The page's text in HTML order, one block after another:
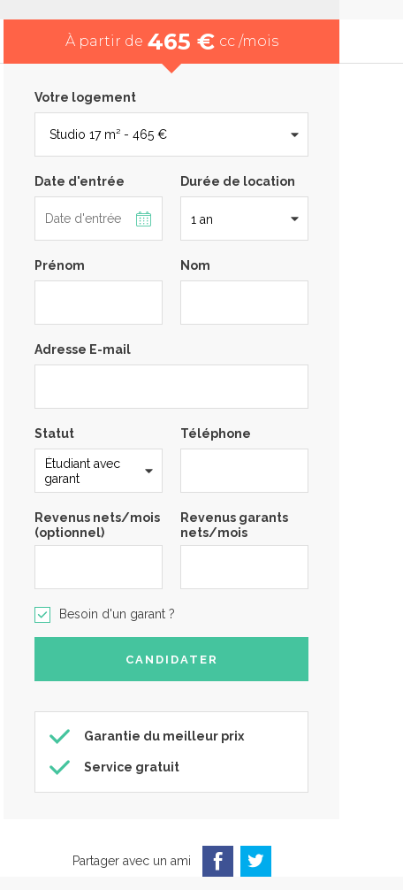
À partir de 465 € cc /mois
Votre logement
Date d'entrée Durée de location
Prénom Nom
Adresse E-mail
Statut Téléphone
Revenus nets/mois
(optionnel)
Revenus garants
nets/mois
Besoin d'un garant ?
Garantie du meilleur prix
Service gratuit
Partager avec un ami